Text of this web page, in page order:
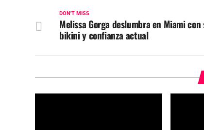
DON'T MISS
Melissa Gorga deslumbra en Miami con
bikini y confianza actual